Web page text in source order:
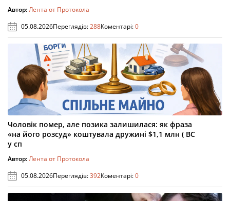
Автор:Лента от Протокола
05.08.2026Переглядів:288Коментарі:0
Чоловік помер, але позика залишилася: як фраза
«на його розсуд» коштувала дружині $1,1 млн ( ВС
у сп
Автор:Лента от Протокола
05.08.2026Переглядів:392Коментарі:0